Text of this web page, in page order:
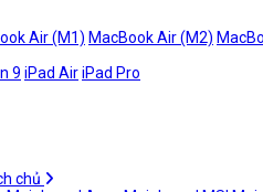
Air (M1) MacBook Air (M2)
9 iPad AiriPad Pro
chủ